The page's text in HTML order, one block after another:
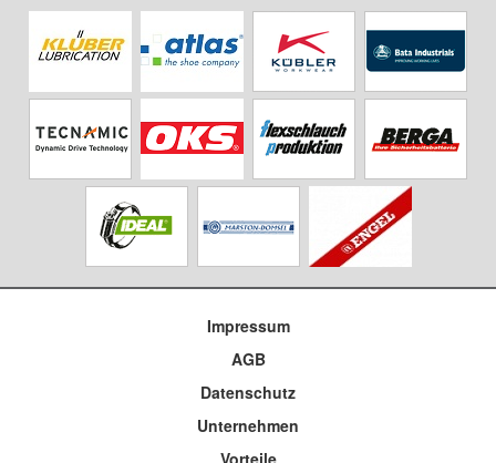
Impressum
AGB
Datenschutz
Unternehmen
Vorteile